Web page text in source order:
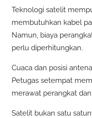
Teknologi satelit
membutuhkan kabel
Namun, biaya
perlu diperhitungkan.
Cuaca dan posisi
Petugas setempat
merawat perangkat
Satelit bukan satu